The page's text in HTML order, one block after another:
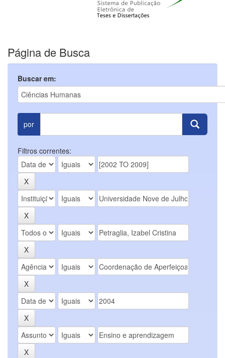
Página de Busca
Buscar em:
por
Filtros correntes: